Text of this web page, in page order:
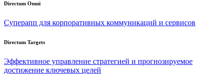
Directum Omni
Суперапп для корпоративных коммуникаций и сервисов
Directum Targets
Эффективное управление стратегией и прогнозируемое
достижение ключевых целей